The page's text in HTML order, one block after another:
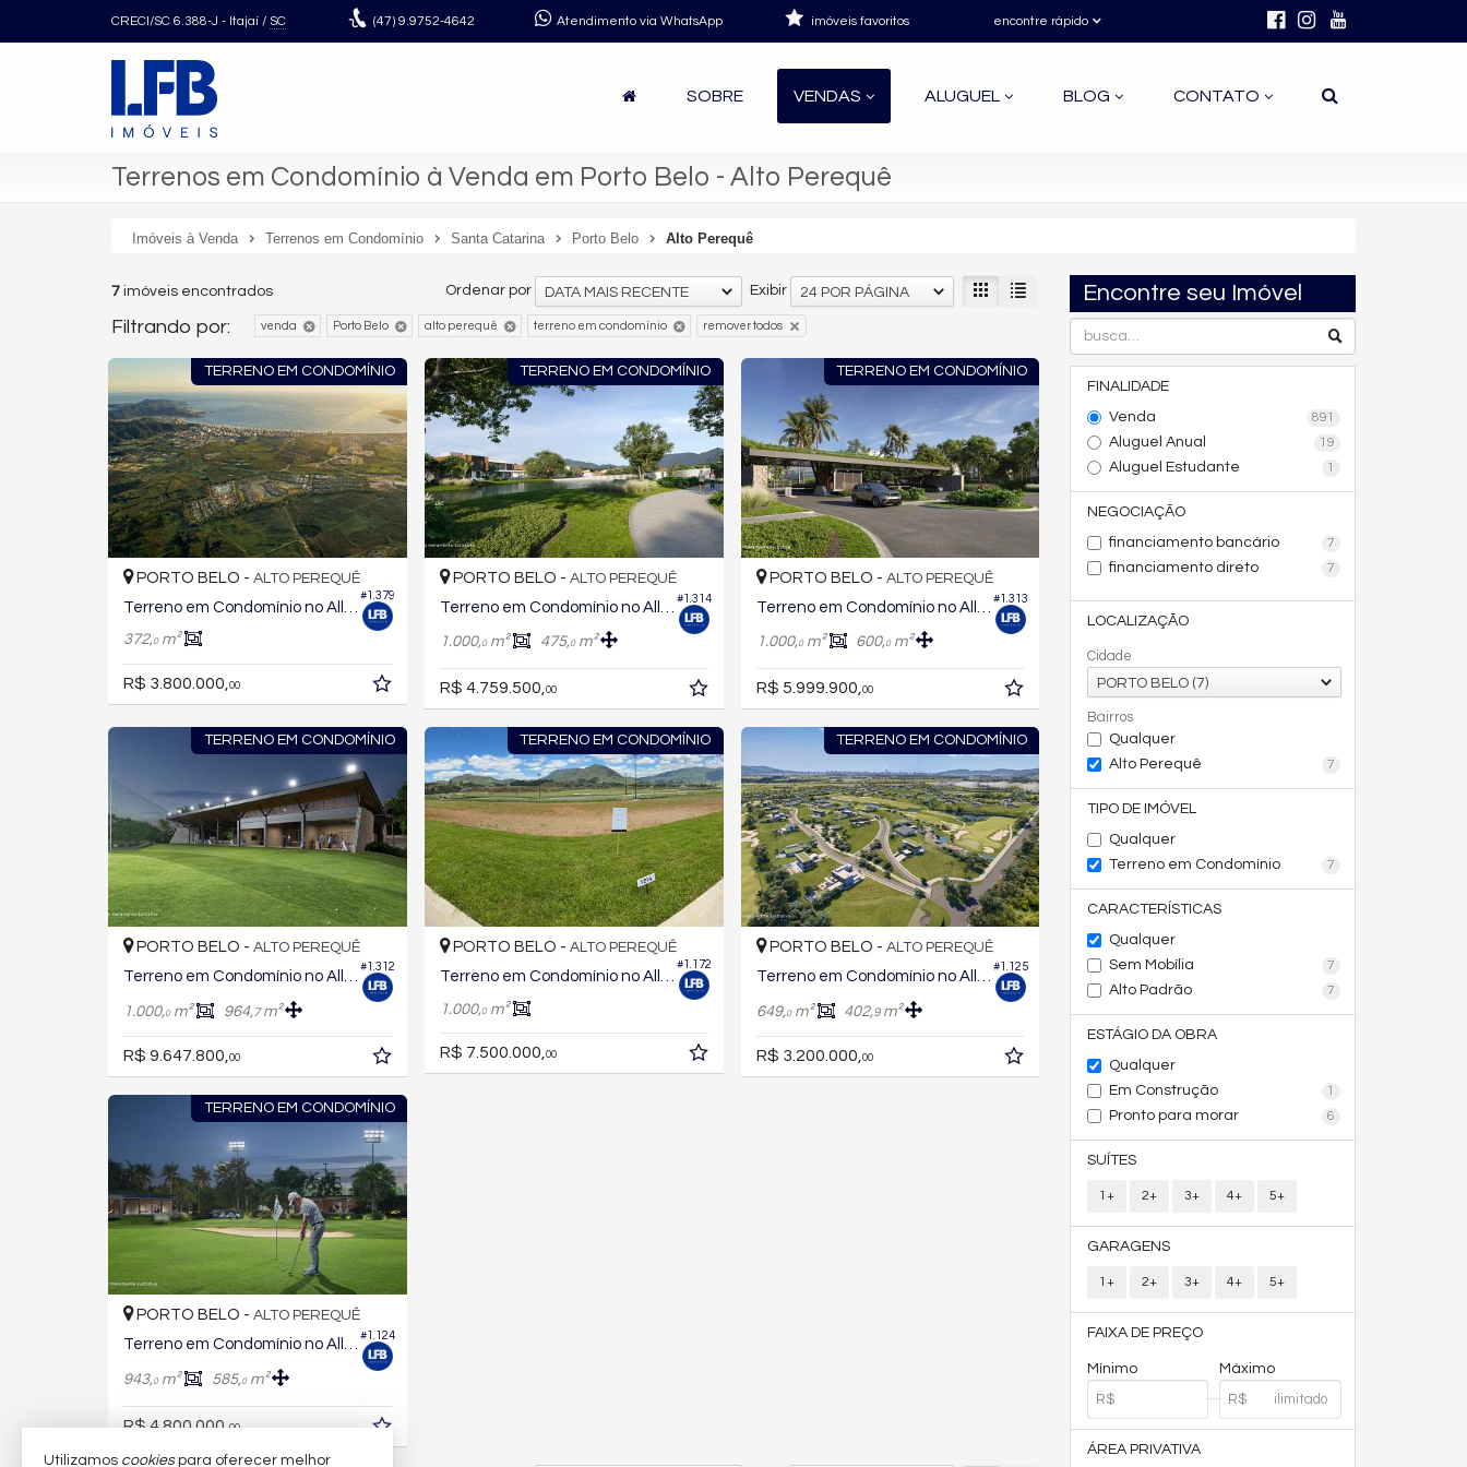
CRECI/SC 6.388-J - Itajaí / SC (47) 9.9752-4642 Atendimento via WhatsApp encontre rápido
imóveis favoritos
SOBRE VENDAS ALUGUEL BLOG CONTATO
Terrenos em Condomínio à Venda em Porto Belo - Alto Perequê
Imóveis à Venda Terrenos em Condomínio Santa Catarina Porto Belo Alto Perequê
Encontre seu Imóvel
FINALIDADE
Venda
891
Aluguel Anual 19
Aluguel Estudante 1
NEGOCIAÇÃO
financiamento bancário
7
financiamento direto 7
LOCALIZAÇÃO
Cidade
PORTO BELO (7)
Bairros
Qualquer
Alto Perequê
7
TIPO DE IMÓVEL
Qualquer
Terreno em Condomínio
7
CARACTERÍSTICAS
Qualquer
Sem Mobília
7
Alto Padrão 7
ESTÁGIO DA OBRA
Qualquer
Em Construção
1
Pronto para morar 6
SUÍTES
1+ 2+ 3+ 4+ 5+
GARAGENS
1+ 2+ 3+ 4+ 5+
FAIXA DE PREÇO
Mínimo Máximo
ÁREA PRIVATIVA
7 imóveis encontrados Exibir 24 POR PÁGINA
Ordenar por DATA MAIS RECENTE
Filtrando por: venda Porto Belo alto perequê terreno em condomínio remover todos
TERRENO EM CONDOMÍNIO
#1.379
PORTO BELO - ALTO PEREQUÊ
372,0m²
R$ 3.800.000, 00
TERRENO EM CONDOMÍNIO
#1.314
PORTO BELO - ALTO PEREQUÊ
1.000,0m² 475,0m²
R$ 4.759.500, 00
TERRENO EM CONDOMÍNIO
#1.313
PORTO BELO - ALTO PEREQUÊ
1.000,0m² 600,0m²
R$ 5.999.900, 00
TERRENO EM CONDOMÍNIO
#1.312
PORTO BELO - ALTO PEREQUÊ
Terreno em Condomínio no All Resort Club Residence
1.000,0m² 964,7m²
R$ 9.647.800,00
TERRENO EM CONDOMÍNIO
#1.172
PORTO BELO - ALTO PEREQUÊ
Terreno em Condomínio no All Resort Club Residence
1.000,0m²
R$ 7.500.000,00
TERRENO EM CONDOMÍNIO
#1.125
PORTO BELO - ALTO PEREQUÊ
Terreno em Condomínio no All Resort Club Residence
649,0m² 402,9m²
R$ 3.200.000,00
TERRENO EM CONDOMÍNIO
#1.124
PORTO BELO - ALTO PEREQUÊ
Terreno em Condomínio no All Resort Club Residence
943,0m² 585,0m²
R$ 4.800.000, 00
Utilizamos cookiespara oferecer melhor